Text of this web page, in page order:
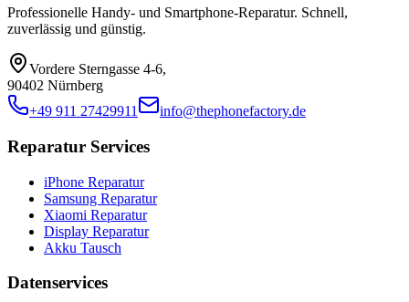
Professionelle Handy- und Smartphone-Reparatur. Schnell,
zuverlässig und günstig.
Vordere Sterngasse 4-6,
90402 Nürnberg
+49 911 27429911
info@thephonefactory.de
Reparatur Services
iPhone Reparatur
Samsung Reparatur
Xiaomi Reparatur
Display Reparatur
Akku Tausch
Datenservices